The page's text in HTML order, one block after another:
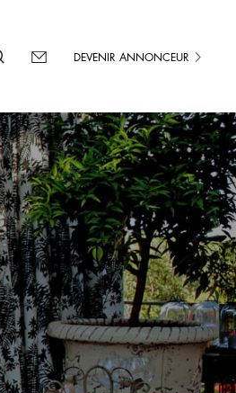
DEVENIR ANNONCEUR